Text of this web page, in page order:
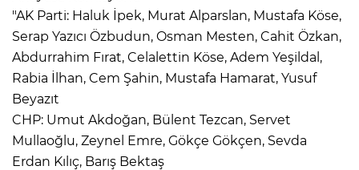
"AK Parti: Haluk İpek, Murat Alparslan, Mustafa Köse,
Serap Yazıcı Özbudun, Osman Mesten, Cahit Özkan,
Abdurrahim Fırat, Celalettin Köse, Adem Yeşildal,
Rabia İlhan, Cem Şahin, Mustafa Hamarat, Yusuf
Beyazıt
CHP: Umut Akdoğan, Bülent Tezcan, Servet
Mullaoğlu, Zeynel Emre, Gökçe Gökçen, Sevda
Erdan Kılıç, Barış Bektaş